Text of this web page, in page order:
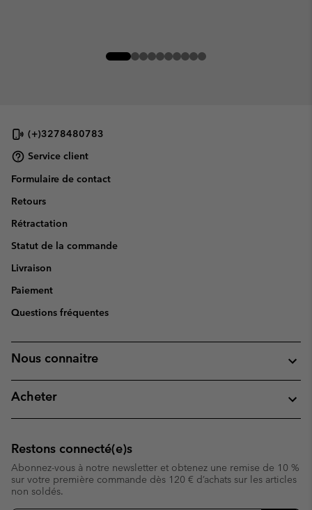
(+)3278480783
Service client
Formulaire de contact
Retours
Rétractation
Statut de la commande
Livraison
Paiement
Questions fréquentes
Nous connaitre
Acheter
Restons connecté(e)s
Abonnez-vous à notre newsletter et obtenez une remise de 10 %
sur votre première commande dès 120 € d’achats sur les articles
non soldés.